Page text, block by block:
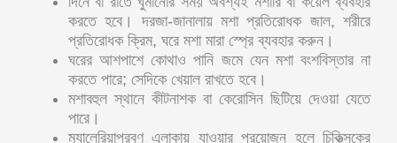
করতে হবে। দরজা-জানালায় মশা প্রতিরোধক জাল, শরীরে
প্রতিরোধক ক্রিম, ঘরে মশা মারা স্প্রে ব্যবহার করুন।
ঘরের আশপাশে কোথাও পানি জমে যেন মশা বংশবিস্তার না
করতে পারে; সেদিকে খেয়াল রাখতে হবে।
মশাবহুল স্থানে কীটনাশক বা কেরোসিন ছিটিয়ে দেওয়া যেতে
পারে।
ম্যালেরিয়াপ্রবণ এলাকায় যাওয়ার প্রয়োজন হলে চিকিত্সকের